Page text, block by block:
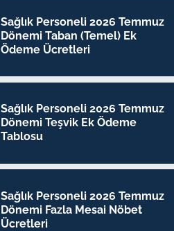
Sağlık Personeli 2026 Temmuz
Dönemi Taban (Temel) Ek
Ödeme Ücretleri
Sağlık Personeli 2026 Temmuz
Dönemi Teşvik Ek Ödeme
Tablosu
Sağlık Personeli 2026 Temmuz
Dönemi Fazla Mesai Nöbet
Ücretleri